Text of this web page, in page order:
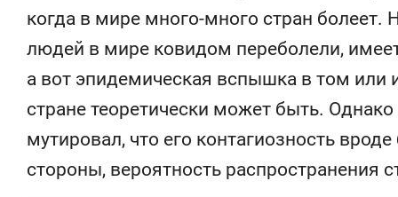
когда в мире много-много стран болеет.
людей в мире ковидом переболели,
а вот эпидемическая вспышка в том или
стране теоретически может быть.
мутировал, что его контагиозность
стороны, вероятность распространения